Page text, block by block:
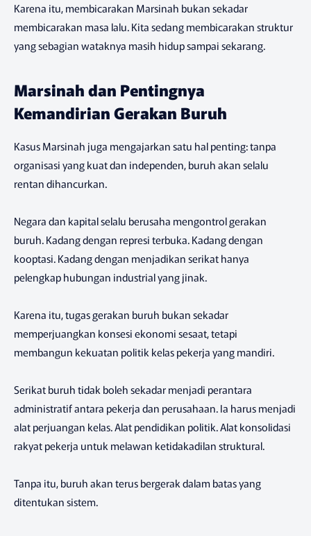
Karena itu, membicarakan Marsinah bukan sekadar
membicarakan masa lalu. Kita sedang membicarakan struktur
yang sebagian wataknya masih hidup sampai sekarang.
Marsinah dan Pentingnya
Kemandirian Gerakan Buruh
Kasus Marsinah juga mengajarkan satu hal penting: tanpa
organisasi yang kuat dan independen, buruh akan selalu
rentan dihancurkan.
Negara dan kapital selalu berusaha mengontrol gerakan
buruh. Kadang dengan represi terbuka. Kadang dengan
kooptasi. Kadang dengan menjadikan serikat hanya
pelengkap hubungan industrial yang jinak.
Karena itu, tugas gerakan buruh bukan sekadar
memperjuangkan konsesi ekonomi sesaat, tetapi
membangun kekuatan politik kelas pekerja yang mandiri.
Serikat buruh tidak boleh sekadar menjadi perantara
administratif antara pekerja dan perusahaan. Ia harus menjadi
alat perjuangan kelas. Alat pendidikan politik. Alat konsolidasi
rakyat pekerja untuk melawan ketidakadilan struktural.
Tanpa itu, buruh akan terus bergerak dalam batas yang
ditentukan sistem.